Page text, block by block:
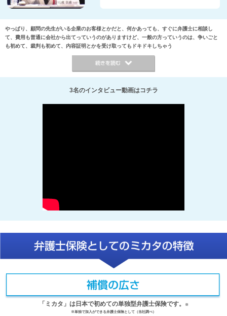
やっぱり、顧問の先生がいる企業のお客様とかだと、何かあっても、すぐに弁護士に相談し
て、費用も普通に会社から出てっていうのがありますけど、一般の方っていうのは、争いごと
も初めて、裁判も初めて、内容証明とかを受け取ってもドキドキしちゃう
3名のインタビュー動画はコチラ
「ミカタ」は日本で初めての単独型弁護士保険です。
※
※単独で加入ができる弁護士保険として（当社調べ）